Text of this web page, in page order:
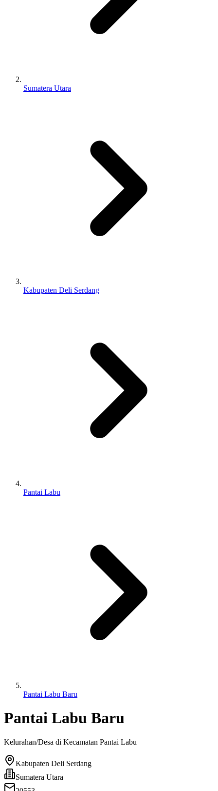
Sumatera Utara
Kabupaten Deli Serdang
Pantai Labu
Pantai Labu Baru
Pantai Labu Baru
Kelurahan/Desa di Kecamatan Pantai Labu
Kabupaten Deli Serdang
Sumatera Utara